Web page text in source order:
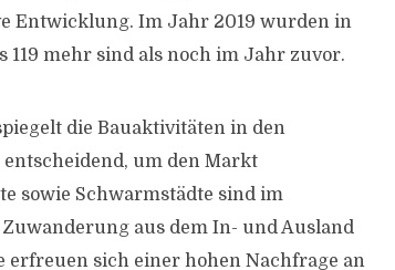
Entwicklung. Im Jahr 2019 wurden in
119 mehr sind als noch im Jahr zuvor.
die Bauaktivitäten in den
um den Markt
sowie Schwarmstädte sind im
aus dem In- und Ausland
erfreuen sich einer hohen Nachfrage an